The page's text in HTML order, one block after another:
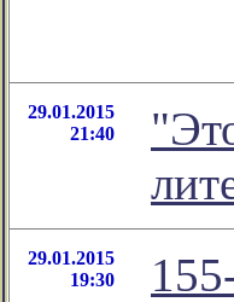
29.01.2015
21:40
29.01.2015
19:30